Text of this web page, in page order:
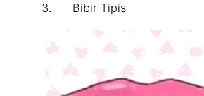
3. Bibir Tipis